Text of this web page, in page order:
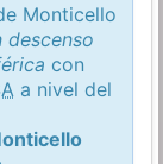
Monticello
descenso
con
a nivel del